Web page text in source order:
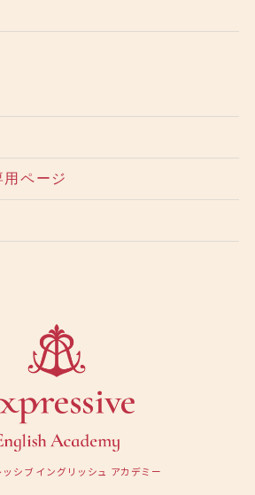
ページ
シブ イングリッシュ アカデミー